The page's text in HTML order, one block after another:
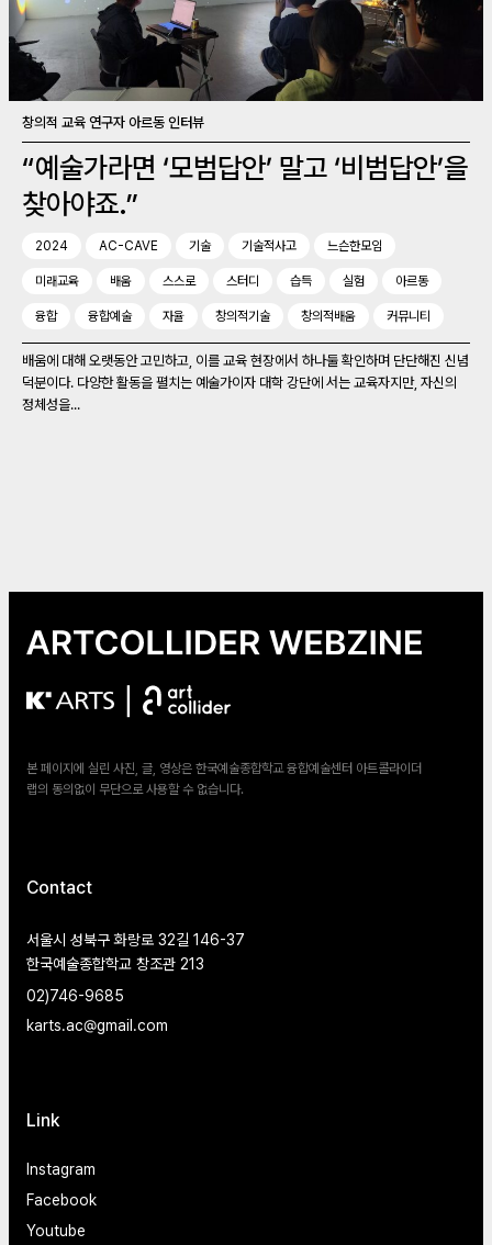
창의적 교육 연구자 아르동 인터뷰
“예술가라면 ‘모범답안’ 말고 ‘비범답안’을
찾아야죠.”
2024 AC-CAVE 기술 기술적사고 느슨한모임
미래교육 배움 스스로 스터디 습득 실험 아르동
융합 융합예술 자율 창의적기술 창의적배움 커뮤니티
배움에 대해 오랫동안 고민하고, 이를 교육 현장에서 하나둘 확인하며 단단해진 신념
덕분이다. 다양한 활동을 펼치는 예술가이자 대학 강단에 서는 교육자지만, 자신의
정체성을...
본 페이지에 실린 사진, 글, 영상은 한국예술종합학교 융합예술센터 아트콜라이더
랩의 동의없이 무단으로 사용할 수 없습니다.
Contact
서울시 성북구 화랑로 32길 146-37
한국예술종합학교 창조관 213
02)746-9685
karts.ac@gmail.com
Link
Instagram
Facebook
Youtube